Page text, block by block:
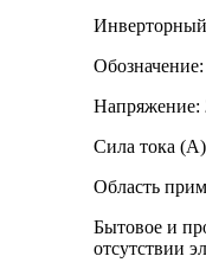
Обозначение:
Напряжение:
Сила тока
Область
Бытовое и
отсутствии